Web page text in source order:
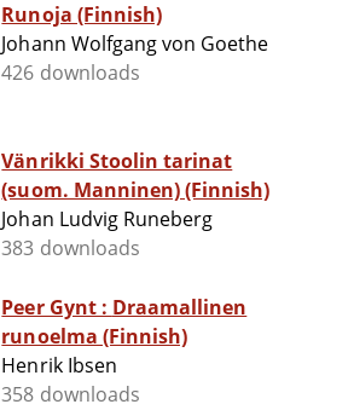
Runoja (Finnish)
Johann Wolfgang von Goethe
426 downloads
Vänrikki Stoolin tarinat
(suom. Manninen) (Finnish)
Johan Ludvig Runeberg
383 downloads
Peer Gynt : Draamallinen
runoelma (Finnish)
Henrik Ibsen
358 downloads